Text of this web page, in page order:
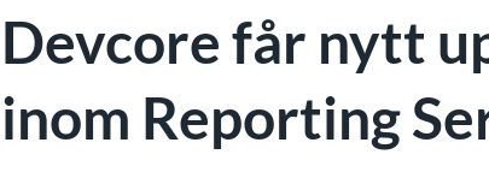
Devcore får nytt
inom Reporting